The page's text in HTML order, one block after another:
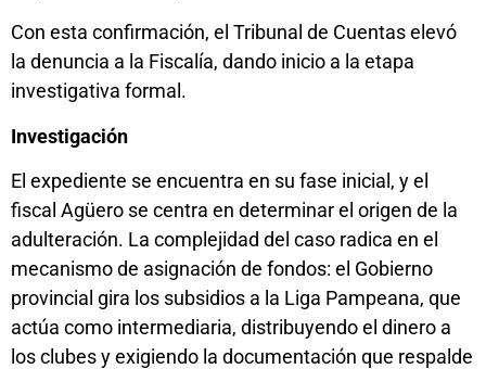
Con esta confirmación, el Tribunal de Cuentas elevó
la denuncia a la Fiscalía, dando inicio a la etapa
investigativa formal.
Investigación
El expediente se encuentra en su fase inicial, y el
fiscal Agüero se centra en determinar el origen de la
adulteración. La complejidad del caso radica en el
mecanismo de asignación de fondos: el Gobierno
provincial gira los subsidios a la Liga Pampeana, que
actúa como intermediaria, distribuyendo el dinero a
los clubes y exigiendo la documentación que respalde